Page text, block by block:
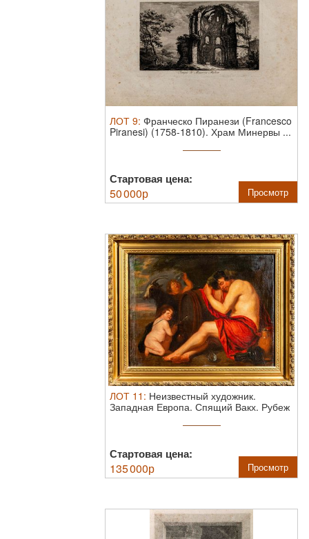
ЛОТ 9: Франческо Пиранези (Francesco
Piranesi) (1758-1810). Храм Минервы ...
Стартовая цена:
50 000р Просмотр
ЛОТ 11 : Неизвестный художник.
Западная Европа. Спящий Вакх. Рубеж
Стартовая цена:
135 000р Просмотр